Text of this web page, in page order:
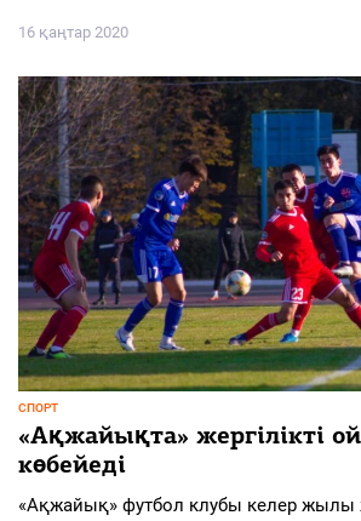
16 қаңтар 2020
СПОРТ
«Ақжайықта» жергілікті
көбейеді
«Ақжайық» футбол клубы келер жылы